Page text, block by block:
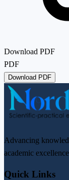
Download PDF
PDF
Download PDF
Advancing
academic
Quick Links